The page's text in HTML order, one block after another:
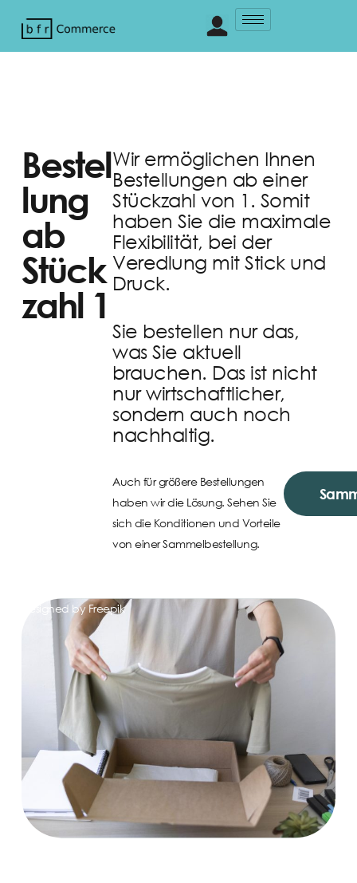
Bestel
lung
ab
Stück
zahl 1
Wir ermöglichen Ihnen
Bestellungen ab einer
Stückzahl von 1. Somit
haben Sie die maximale
Flexibilität, bei der
Veredlung mit Stick und
Druck.
Sie bestellen nur das,
was Sie aktuell
brauchen. Das ist nicht
nur wirtschaftlicher,
sondern auch noch
nachhaltig.
Auch für größere Bestellungen
haben wir die Lösung. Sehen Sie
sich die Konditionen und Vorteile
von einer Sammelbestellung.
Designed by Freepik